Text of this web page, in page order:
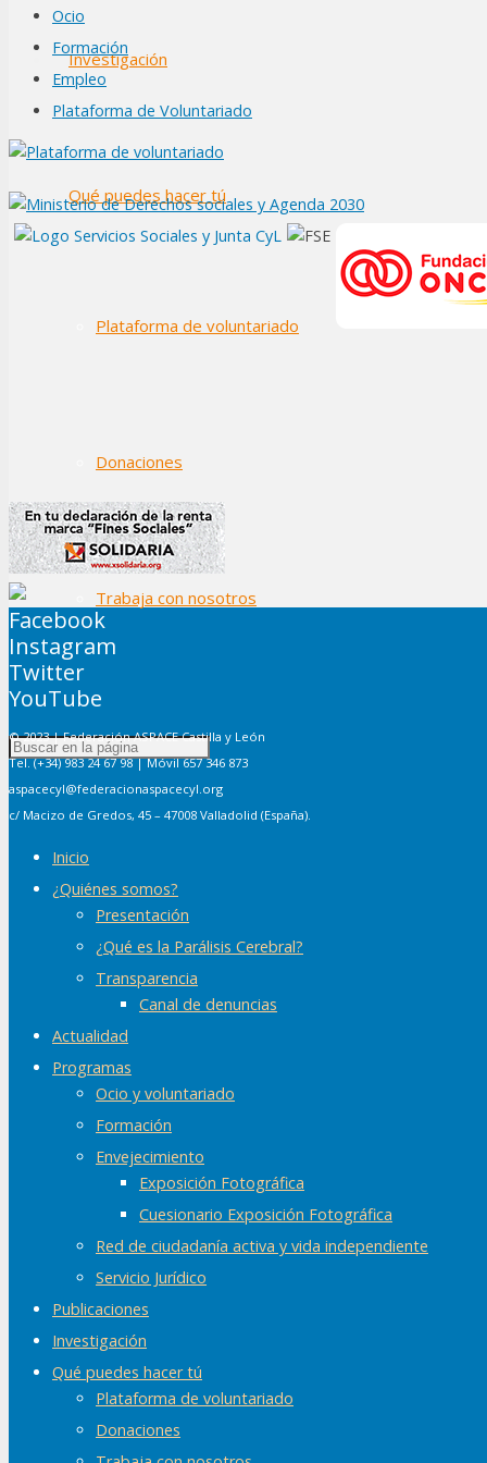
Investigación
Qué puedes hacer tú
Plataforma de voluntariado
Donaciones
Trabaja con nosotros
Ocio
Formación
Empleo
Plataforma de Voluntariado
Facebook
Instagram
Twitter
YouTube
© 2023 | Federación ASPACE Castilla y León
Tel. (+34) 983 24 67 98 | Móvil 657 346 873
aspacecyl@federacionaspacecyl.org
c/ Macizo de Gredos, 45 – 47008 Valladolid (España).
Inicio
¿Quiénes somos?
Presentación
¿Qué es la Parálisis Cerebral?
Transparencia
Canal de denuncias
Actualidad
Programas
Ocio y voluntariado
Formación
Envejecimiento
Exposición Fotográfica
Cuesionario Exposición Fotográfica
Red de ciudadanía activa y vida independiente
Servicio Jurídico
Publicaciones
Investigación
Qué puedes hacer tú
Plataforma de voluntariado
Donaciones